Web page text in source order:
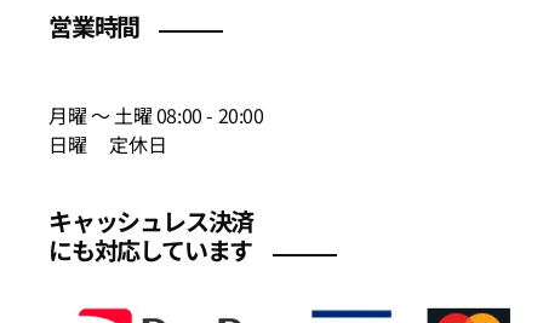
営業時間
月曜 〜 土曜 08:00 - 20:00
日曜 定休日
キャッシュレス決済
にも対応しています